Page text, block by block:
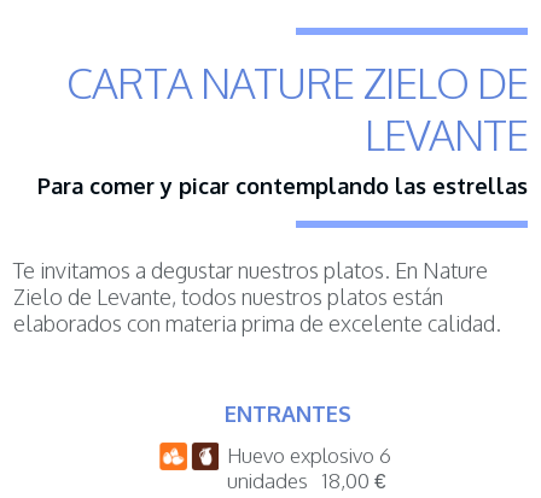
CARTA NATURE ZIELO DE
LEVANTE
Para comer y picar contemplando las estrellas
Te invitamos a degustar nuestros platos. En Nature
Zielo de Levante, todos nuestros platos están
elaborados con materia prima de excelente calidad.
ENTRANTES
Huevo explosivo 6
unidades 18,00 €